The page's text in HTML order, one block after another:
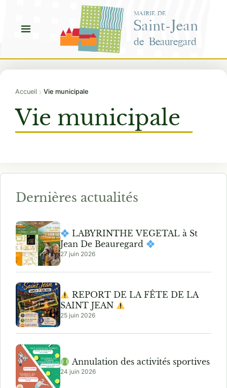
contenu
MAIRIE DE
Saint-Jean
de Beauregard
Accueil › Vie municipale
Vie municipale
Dernières actualités
LABYRINTHE VEGETAL à St
Jean De Beauregard
27 juin 2026
REPORT DE LA FÊTE DE LA
SAINT JEAN
25 juin 2026
Annulation des activités sportives
24 juin 2026